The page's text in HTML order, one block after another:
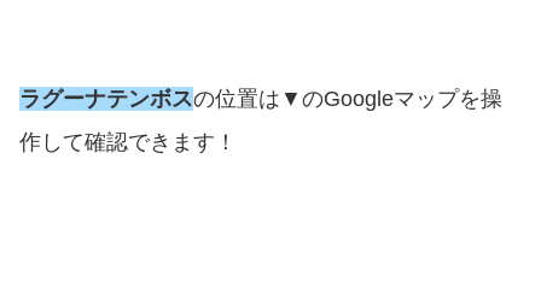
ラグーナテンボスの位置は▼のGoogleマップを操
作して確認できます！